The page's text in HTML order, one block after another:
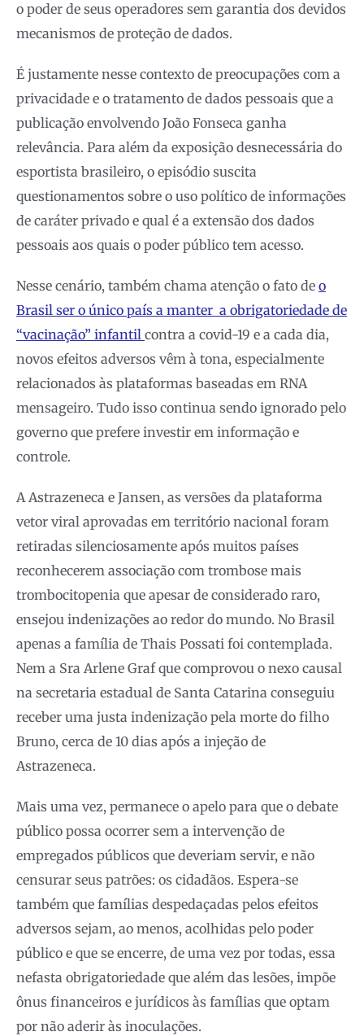
o poder de seus operadores sem garantia dos devidos
mecanismos de proteção de dados.
É justamente nesse contexto de preocupações com a
privacidade e o tratamento de dados pessoais que a
publicação envolvendo João Fonseca ganha
relevância. Para além da exposição desnecessária do
esportista brasileiro, o episódio suscita
questionamentos sobre o uso político de informações
de caráter privado e qual é a extensão dos dados
pessoais aos quais o poder público tem acesso.
Nesse cenário, também chama atenção o fato de o
Brasil ser o único país a manter a obrigatoriedade de
“vacinação” infantil contra a covid-19 e a cada dia,
novos efeitos adversos vêm à tona, especialmente
relacionados às plataformas baseadas em RNA
mensageiro. Tudo isso continua sendo ignorado pelo
governo que prefere investir em informação e
controle.
A Astrazeneca e Jansen, as versões da plataforma
vetor viral aprovadas em território nacional foram
retiradas silenciosamente após muitos países
reconhecerem associação com trombose mais
trombocitopenia que apesar de considerado raro,
ensejou indenizações ao redor do mundo. No Brasil
apenas a família de Thais Possati foi contemplada.
Nem a Sra Arlene Graf que comprovou o nexo causal
na secretaria estadual de Santa Catarina conseguiu
receber uma justa indenização pela morte do filho
Bruno, cerca de 10 dias após a injeção de
Astrazeneca.
Mais uma vez, permanece o apelo para que o debate
público possa ocorrer sem a intervenção de
empregados públicos que deveriam servir, e não
censurar seus patrões: os cidadãos. Espera-se
também que famílias despedaçadas pelos efeitos
adversos sejam, ao menos, acolhidas pelo poder
público e que se encerre, de uma vez por todas, essa
nefasta obrigatoriedade que além das lesões, impõe
ônus financeiros e jurídicos às famílias que optam
por não aderir às inoculações.